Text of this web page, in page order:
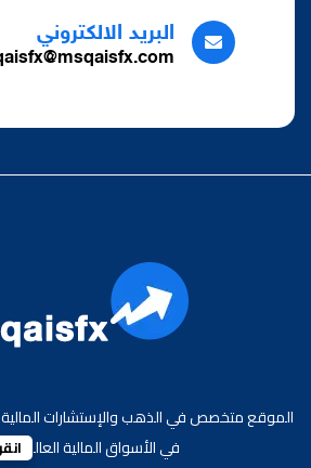
البريد الالكتروني
الموقع متخصص في الذهب والإستشارات
في الأسواق المالية العالمية